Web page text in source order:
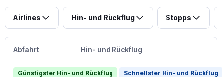
Airlines Hin- und Rückflug Stopps
Abfahrt Hin- und Rückflug
Günstigster Hin- und Rückflug Schnellster Hin- und Rückflug